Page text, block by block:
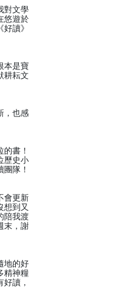
對文學
悠遊於
讀》
本是寶
耕耘文
，也感
書！
歷史小
隊！
會更新
想到又
陪我渡
末，謝
地的好
精神糧
讀，